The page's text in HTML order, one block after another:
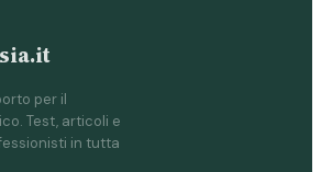
per il
Test, articoli e
in tutta